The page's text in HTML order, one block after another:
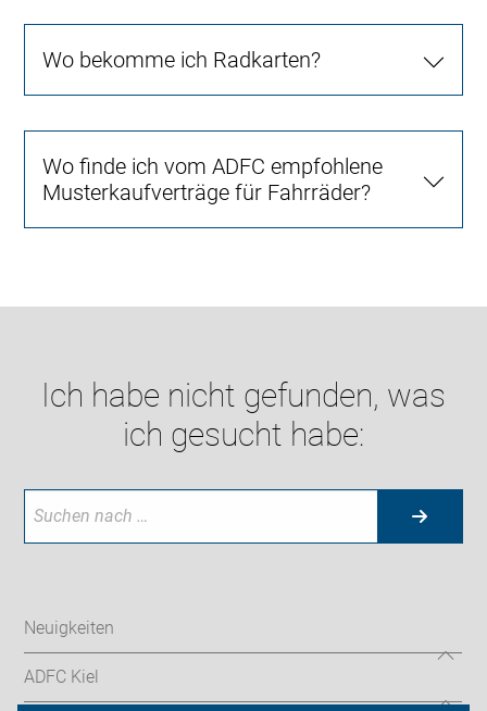
Wo bekomme ich Radkarten?
Wo finde ich vom ADFC empfohlene
Musterkaufverträge für Fahrräder?
Ich habe nicht gefunden, was
ich gesucht habe:
Neuigkeiten
ADFC Kiel